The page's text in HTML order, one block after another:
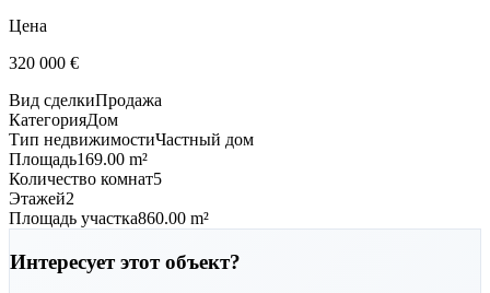
Цена
320 000 €
Вид сделкиПродажа
КатегорияДом
Тип недвижимостиЧастный дом
Площадь169.00 m²
Количество комнат5
Этажей2
Площадь участка860.00 m²
Интересует этот объект?